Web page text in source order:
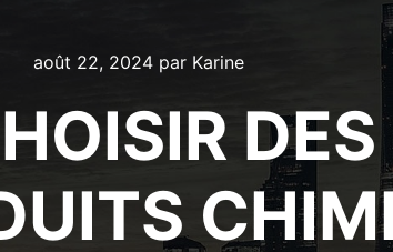
août 22, 2024 par Karine